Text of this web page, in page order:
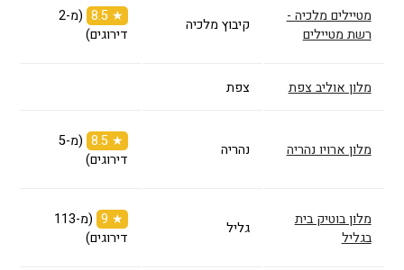
מטיילים מלכיה -
רשת מטיילים
קיבוץ מלכיה ★ 8.5
(מ-2
דירוגים)
מלון אוליב צפת צפת
מלון ארויו נהריה נהריה ★ 8.5
(מ-5
דירוגים)
מלון בוטיק בית
בגליל
גליל ★ 9
(מ-113
דירוגים)